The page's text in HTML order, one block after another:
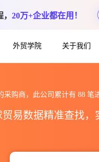
20万+企业都在用！
外贸学院 关于我们
采购商，此公司累计有 88 笔
易数据精准查找